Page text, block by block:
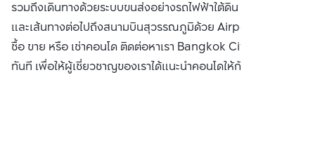
รวมถึงเดินทางด้วยระบบขนส่งอย่างรถไฟฟ้าใต้ดิน MRT ง่าย
และเส้นทางต่อไปถึงสนามบินสุวรรณภูมิด้วย Airport Rail Link
ซื้อ ขาย หรือ เช่าคอนโด ติดต่อหาเรา Bangkok CitiSmart ได้
ทันที เพื่อให้ผู้เชี่ยวชาญของเราได้แนะนำคอนโดให้กับท่าน